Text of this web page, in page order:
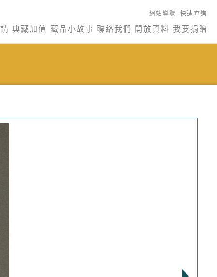
網站導覽 快速查詢
典藏加值 藏品小故事 聯絡我們 開放資料 我要捐贈